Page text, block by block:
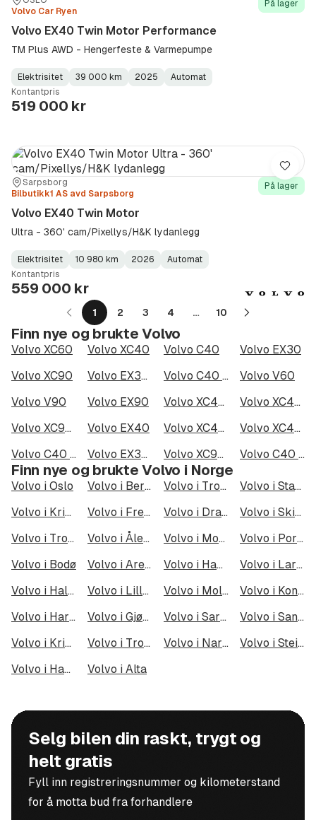
Volvo Car Ryen
På lager
Volvo EX40 Twin Motor Performance
TM Plus AWD - Hengerfeste & Varmepumpe
Fuel
Type:
Elektrisitet
Kilometerstand:
39 000 km
Model
Year:
2025
Gearbox
Type:
Automat
Kontantpris
519 000 kr
Sted:
Sarpsborg
Forhandler:
Bilbutikk1 AS avd Sarpsborg
På lager
Volvo EX40 Twin Motor
Ultra - 360' cam/Pixellys/H&K lydanlegg
Fuel
Type:
Elektrisitet
Kilometerstand:
10 980 km
Model
Year:
2026
Gearbox
Type:
Automat
Kontantpris
559 000 kr
Lagre
1 2 3 4 … 10
Neste
Finn nye og brukte Volvo
Volvo XC60 Volvo XC40 Volvo C40
Volvo EX30
Volvo XC90
Volvo EX30 Twin Motor Performance Volvo C40 Recharge Twin motor
Volvo V60
Volvo V90
Volvo EX90 Volvo XC40 Recharge Twin motor
Volvo XC40 Recharge Twin
Volvo XC90 7 Seats
Volvo EX40 Volvo XC40 P8 AWD Recharge
Volvo XC40 Recharge Single Motor
Volvo C40 Recharge Twin
Volvo EX30 Single Motor Extended Range Volvo XC90 7-seater Volvo C40 Recharge Single Motor
Finn nye og brukte Volvo i Norge
Volvo i Oslo Volvo i Bergen Volvo i Trondheim
Volvo i Stavanger
Volvo i Kristiansand
Volvo i Fredrikstad Volvo i Drammen
Volvo i Skien
Volvo i Tromsø
Volvo i Ålesund Volvo i Moss
Volvo i Porsgrunn
Volvo i Bodø
Volvo i Arendal Volvo i Hamar
Volvo i Larvik
Volvo i Halden
Volvo i Lillehammer Volvo i Molde
Volvo i Kongsberg
Volvo i Harstad
Volvo i Gjøvik Volvo i Sarpsborg
Volvo i Sandefjord
Volvo i Kristiansund
Volvo i Tromsdalen Volvo i Narvik
Volvo i Steinkjer
Volvo i Haugesund
Volvo i Alta
Selg bilen din raskt, trygt og
helt gratis
Fyll inn registreringsnummer og kilometerstand
for å motta bud fra forhandlere